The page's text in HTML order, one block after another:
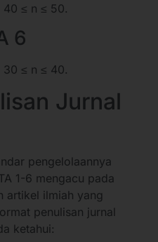
40 ≤ n ≤ 50.
6
30 ≤ n ≤ 40.
Jurnal
pengelolaannya
1-6 mengacu pada
artikel ilmiah yang
penulisan jurnal
ketahui: